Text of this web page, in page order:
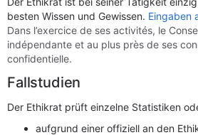
besten Wissen und Gewissen. Eingaben
Dans l’exercice de ses activités, le
indépendante et au plus près de ses
confidentielle.
Fallstudien
Der Ethikrat prüft einzelne Statistiken
aufgrund einer offiziell an den